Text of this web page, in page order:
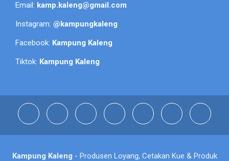
Email: kamp.kaleng@gmail.com
Instagram: @kampungkaleng
Facebook: Kampung Kaleng
Tiktok: Kampung Kaleng
Kampung Kaleng - Produsen Loyang, Cetakan Kue & Produk